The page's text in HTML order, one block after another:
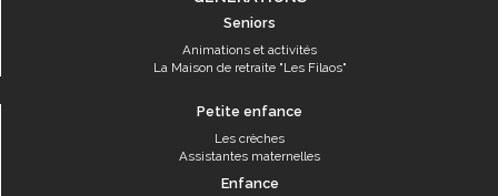
Seniors
Animations et activités
La Maison de retraite "Les Filaos"
Petite enfance
Les crèches
Assistantes maternelles
Enfance